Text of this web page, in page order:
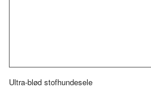
Ultra-blød stofhundesele